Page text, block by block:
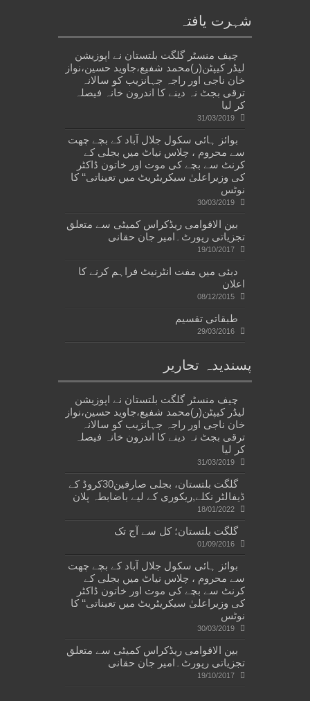
شہرت یافتہ
چیف منسٹر گلگت بلتستان نے اپوزیشن
لیڈر کیپٹن(ر)محمد شفیع،جاوید حسین،نواز
خان ناجی اور راجہ جہانزیب کو سالانہ
ترقی بجٹ نہ دینے کا اندرون خانہ فیصلہ
کر لیا
31/03/2019
بوائز ہائی سکول جلال آباد کے بچے چھت
سے محروم ، چلاس نیاٹ میں بجلی کے
کرنٹ سے بچے کی موت اور خاتون ڈاکٹر
کی وزیراعلیٰ سیکریٹریٹ میں تعیناتی‘‘ کا
نوٹس
30/03/2019
بین الاقوامی ریڈکراس کمیٹی سے متعلق
تجزیاتی رپورٹ۔امیر جان حقانی
19/10/2017
دبئی میں مفت انٹرنیٹ فراہم کرنے کا
اعلان
08/12/2015
طبقاتی تقسیم
29/03/2016
پسندیدہ تحاریر
چیف منسٹر گلگت بلتستان نے اپوزیشن
لیڈر کیپٹن(ر)محمد شفیع،جاوید حسین،نواز
خان ناجی اور راجہ جہانزیب کو سالانہ
ترقی بجٹ نہ دینے کا اندرون خانہ فیصلہ
کر لیا
31/03/2019
گلگت بلتستان، بجلی صارفین30کروڈ کے
ڈیفالٹر نکلے,ریکوری کے لیے باضابطہ پلان
18/01/2022
گلگت بلتستان؛ کل سے آج تک
01/09/2016
بوائز ہائی سکول جلال آباد کے بچے چھت
سے محروم ، چلاس نیاٹ میں بجلی کے
کرنٹ سے بچے کی موت اور خاتون ڈاکٹر
کی وزیراعلیٰ سیکریٹریٹ میں تعیناتی‘‘ کا
نوٹس
30/03/2019
بین الاقوامی ریڈکراس کمیٹی سے متعلق
تجزیاتی رپورٹ۔امیر جان حقانی
19/10/2017